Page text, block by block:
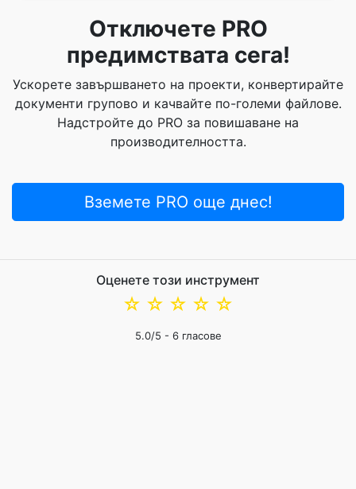
Отключете PRO
предимствата сега!
Ускорете завършването на проекти, конвертирайте
документи групово и качвайте по-големи файлове.
Надстройте до PRO за повишаване на
производителността.
Вземете PRO още днес!
Оценете този инструмент
☆
☆
☆
☆
☆
5.0/5 - 6гласове